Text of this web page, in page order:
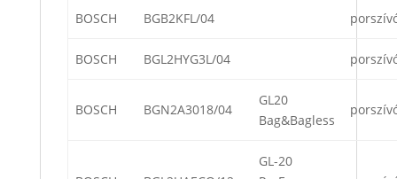
BOSCH BGB2KFL/04
BOSCH BGL2HYG3L/04
BOSCH BGN2A3018/04
GL20
Bag&Bagless
GL-20